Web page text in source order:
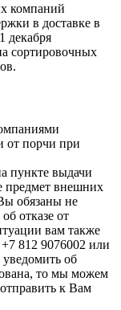
компаний
в доставке в
декабря
сортировочных
от порчи при
пункте выдачи
предмет внешних
обязаны не
отказе от
вам также
812 9076002 или
уведомить об
то мы можем
к Вам